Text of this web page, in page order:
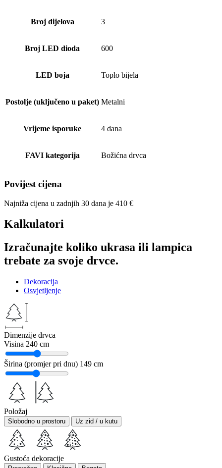
Broj dijelova 3
Broj LED dioda 600
LED boja Toplo bijela
Postolje (uključeno u paket) Metalni
Vrijeme isporuke 4 dana
FAVI kategorija Božićna drvca
Povijest cijena
Najniža cijena u zadnjih 30 dana je 410 €
Kalkulatori
Izračunajte koliko ukrasa ili lampica
trebate za svoje drvce.
Dekoracija
Osvjetljenje
Dimenzije drvca
Visina 240 cm
Širina (promjer pri dnu) 149 cm
Položaj
Slobodno u prostoru Uz zid / u kutu
Gustoća dekoracije